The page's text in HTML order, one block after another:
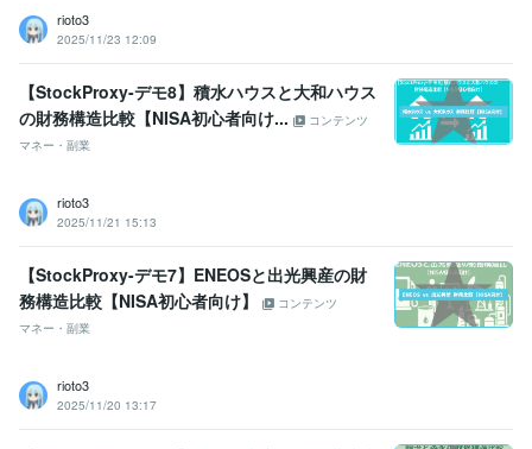
rioto3
2025/11/23 12:09
【StockProxy-デモ8】積水ハウスと大和ハウス
の財務構造比較【NISA初心者向け...
コンテンツ
マネー・副業
rioto3
2025/11/21 15:13
【StockProxy-デモ7】ENEOSと出光興産の財
務構造比較【NISA初心者向け】
コンテンツ
マネー・副業
rioto3
2025/11/20 13:17